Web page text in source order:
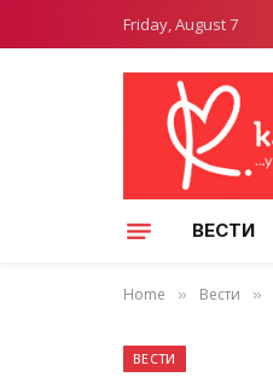
Friday, August 7
ВЕСТИ
Home » Вести »
ВЕСТИ